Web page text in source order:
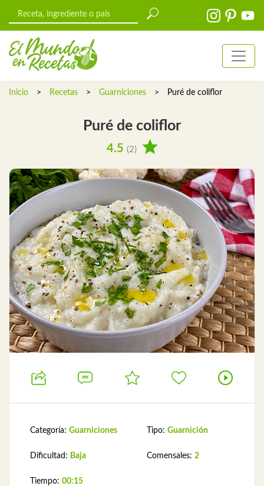
Inicio > Recetas > Guarniciones > Puré de coliflor
Puré de coliflor
4.5 (2)
Categoría: Guarniciones
Dificultad: Baja
Tiempo: 00:15
Tipo: Guarnición
Comensales: 2